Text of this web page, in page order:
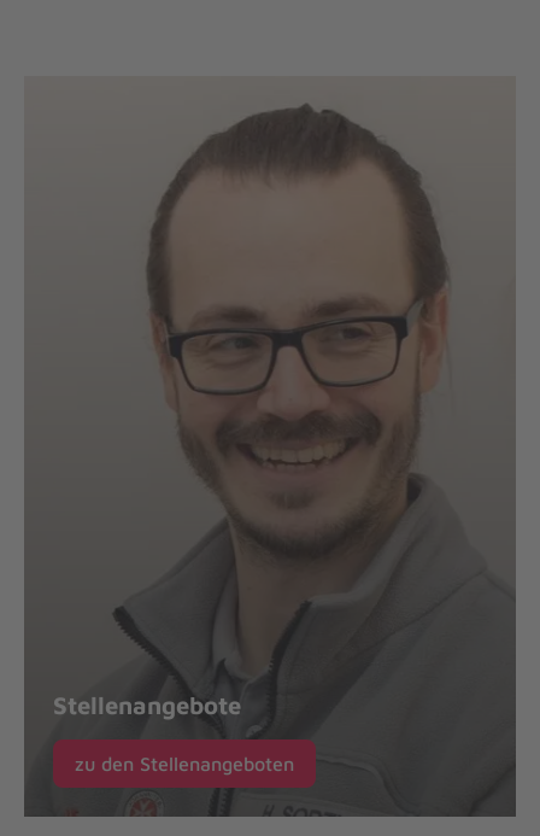
Stellenangebote
zu den Stellenangeboten